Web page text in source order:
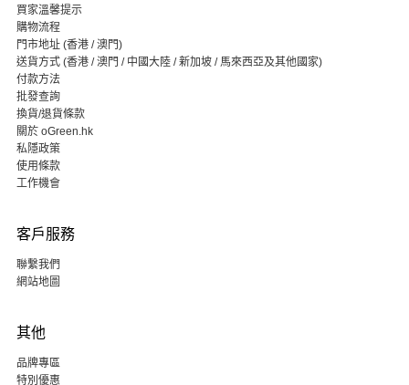
買家溫馨提示
購物流程
門市地址 (香港 / 澳門)
送貨方式 (香港 / 澳門 / 中國大陸 / 新加坡 / 馬來西亞及其他國家)
付款方法
批發查詢
換貨/退貨條款
關於 oGreen.hk
私隱政策
使用條款
工作機會
客戶服務
聯繫我們
網站地圖
其他
品牌專區
特別優惠